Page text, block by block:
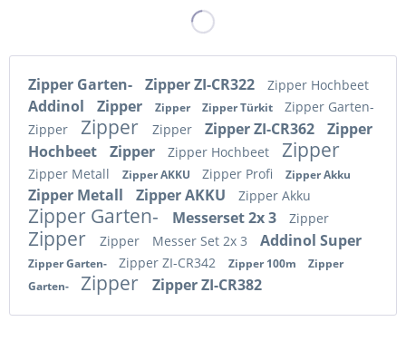
Zipper Garten- Zipper ZI-CR322 Zipper Hochbeet
Addinol Zipper Zipper Zipper Türkit
Zipper Garten-
Zipper
Zipper Zipper Zipper ZI-CR362
Zipper
Hochbeet
Zipper Zipper Hochbeet Zipper
Zipper Metall Zipper AKKU Zipper Profi Zipper Akku
Zipper Metall Zipper AKKU Zipper Akku
Zipper Garten- Messerset 2x 3 Zipper
Zipper Zipper Messer Set 2x 3 Addinol Super
Zipper Garten- Zipper ZI-CR342 Zipper 100m
Zipper
Garten-
Zipper Zipper ZI-CR382